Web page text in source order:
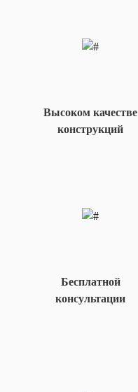
Высоком качестве
конструкций
Бесплатной
консультации